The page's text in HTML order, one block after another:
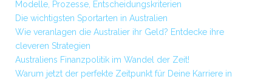
Modelle, Prozesse, Entscheidungskriterien
Die wichtigsten Sportarten in Australien
Wie veranlagen die Australier ihr Geld? Entdecke ihre
cleveren Strategien
Australiens Finanzpolitik im Wandel der Zeit!
Warum jetzt der perfekte Zeitpunkt für Deine Karriere in